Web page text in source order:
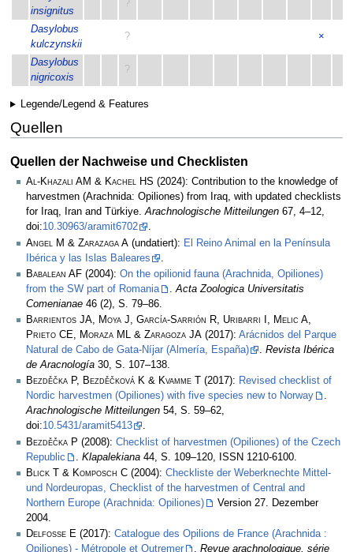
insignitus
?
Dasylobus
kulczynskii
? ×
Dasylobus
nigricoxis
?
Legende/Legend & Features
Quellen
Quellen der Nachweise und Checklisten
Al-Khazali AM & Kachel HS (2024): Contribution to the knowledge of
harvestmen (Arachnida: Opiliones) from Iraq, with updated checklists
for Iraq, Iran and Türkiye.Arachnologische Mitteilungen 67, 4–12,
doi:10.30963/aramit6702
.
Angel M & Zarazaga A (undatiert): El Reino Animal en la Península
Ibérica y las Islas Baleares
Babalean AF (2004): On the opilionid fauna (Arachnida, Opiliones)
from the SW part of Romania
Acta Zoologica Universitatis
Comenianae 46 (2), S. 79–86.
Barrientos JA, Moya J, García-Sarrión R, Uribarri I, Melic A,
Prieto CE, Moraza ML & Zaragoza JA (2017): Arácnidos del Parque
Natural de Cabo de Gata-Níjar (Almería, España)
. Revista Ibérica
de Aracnología 30, S. 107–138.
Bezděčka P, Bezděčková K & Kvamme T
(2017): Revised checklist of
Nordic harvestmen (Opiliones) with five species new to Norway
.
Arachnologische Mitteilungen 54, S. 59–62,
doi:10.5431/aramit5413
.
Bezděčka P (2008): Checklist of harvestmen (Opiliones) of the Czech
Republic
Klapalekiana 44, S. 109–120, ISSN 1210-6100.
Blick T & Komposch C (2004): Checkliste der Weberknechte Mittel-
und Nordeuropas, Checklist of the harvestmen of Central and
Northern Europe (Arachnida: Opiliones)
Version 27. Dezember
2004.
Delfosse E (2017): Catalogue des Opilions de France (Arachnida :
Opiliones) - Métropole et Outremer
. Revue arachnologique, série